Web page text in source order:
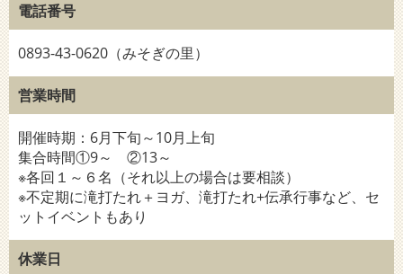
電話番号
0893-43-0620（みそぎの里）
営業時間
開催時期：6月下旬～10月上旬
集合時間①9～ ②13～
※各回１～６名（それ以上の場合は要相談）
※不定期に滝打たれ＋ヨガ、滝打たれ+伝承行事など、セ
ットイベントもあり
休業日